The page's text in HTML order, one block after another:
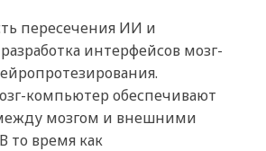
пересечения ИИ и
интерфейсов мозг-
компьютер обеспечивают
мозгом и внешними
то время как